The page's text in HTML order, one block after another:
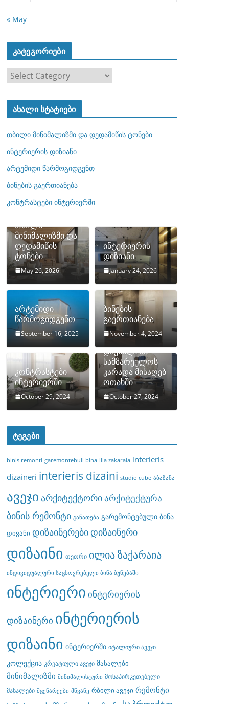
« May
კატეგორიები
ტ
ო
რ
ბ
ი
ახალი სტატიები
თბილი მინიმალიზმი და დედამიწის ტონები
ინტერიერის დიზიანი
არტემიდი წარმოგიდგენთ
ბინების გაერთიანება
კონტრასტები ინტერიერში
თბილი
მინიმალიზმი და
დედამიწის
ტონები
May 26, 2026
ინტერიერის
დიზიანი
January 24, 2026
არტემიდი
წარმოგიდგენთ
September 16, 2025
ბინების
გაერთიანება
November 4, 2024
კონტრასტები
ინტერიერში
October 29, 2024
როგორ
დავმალოთ
სამზარეულოს
კარადა მისაღებ
ოთახში
October 27, 2024
ტეგები
binis remonti garemontebuli bina ilia zakaraia interieris
dizaineri interieris dizaini studio cube აბაზანა
ავეჯი არქიტექტორიარქიტექტურა
ბინის რემონტი განათება გარემონტებული ბინა
დივანი დიზაინერებიდიზაინერი
დიზაინი თეთრი ილია ზაქარაია
ინდივიდუალური საცხოვრებელი ბინა ბუნებაში
ინტერიერი ინტერიერის
დიზაინერი ინტერიერის
დიზაინი ინტერიერში იტალიური ავეჯი
კოლექცია კრეატიული ავეჯი მასალები
მინიმალიზმი მინიმალისტური მოსაპირკეთებელი
მასალები მცენარეები მწვანე რბილი ავეჯი რემონტი